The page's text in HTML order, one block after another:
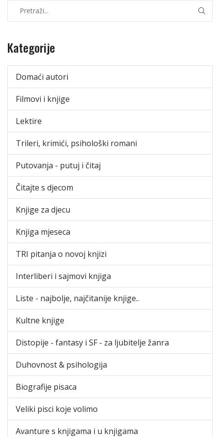
Kategorije
Domaći autori
Filmovi i knjige
Lektire
Trileri, krimići, psihološki romani
Putovanja - putuj i čitaj
Čitajte s djecom
Knjige za djecu
Knjiga mjeseca
TRI pitanja o novoj knjizi
Interliberi i sajmovi knjiga
Liste - najbolje, najčitanije knjige..
Kultne knjige
Distopije - fantasy i SF - za ljubitelje žanra
Duhovnost & psihologija
Biografije pisaca
Veliki pisci koje volimo
Avanture s knjigama i u knjigama